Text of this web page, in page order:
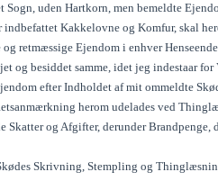
uden Hartkorn, men bemeldte
indbefattet Kakkelovne og Komfur, skal
retmæssige Ejendom i enhver
og besiddet samme, idet jeg indestaar for
efter Indholdet af mit ommeldte
herom udelades ved
Skatter og Afgifter, derunder
Skrivning, Stempling og